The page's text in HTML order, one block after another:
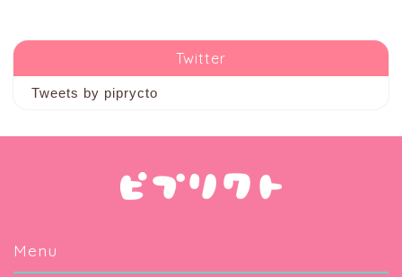
Twitter
Tweets by piprycto
Menu